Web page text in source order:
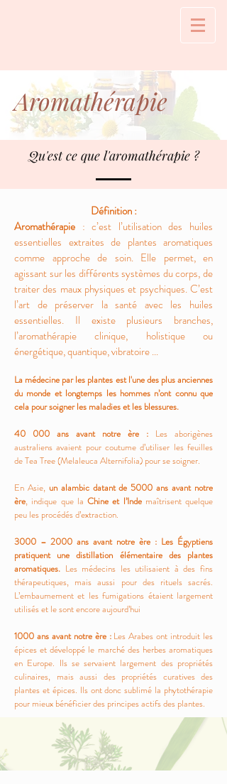
Aromathérapie
Qu'est ce que l'aromathérapie ?
Définition :
Aromathérapie : c’est l’utilisation des huiles
essentielles extraites de plantes aromatiques
comme approche de soin. Elle permet, en
agissant sur les différents systèmes du corps, de
traiter des maux physiques et psychiques. C’est
l’art de préserver la santé avec les huiles
essentielles. Il existe plusieurs branches,
l’aromathérapie clinique, holistique ou
énergétique, quantique, vibratoire ...
La médecine par les plantes est l'une des plus anciennes
du monde et longtemps les hommes n’ont connu que
cela pour soigner les maladies et les blessures.
40 000 ans avant notre ère : Les aborigènes
australiens avaient pour coutume d’utiliser les feuilles
de Tea Tree (Melaleuca Alternifolia) pour se soigner.
En Asie, un alambic datant de 5000 ans avant notre
ère, indique que la Chine et l’Inde maîtrisent quelque
peu les procédés d’extraction.
3000 – 2000 ans avant notre ère : Les Égyptiens
pratiquent une distillation élémentaire des plantes
aromatiques. Les médecins les utilisaient à des fins
thérapeutiques, mais aussi pour des rituels sacrés.
L’embaumement et les fumigations étaient largement
utilisés et le sont encore aujourd’hui
1000 ans avant notre ère :Les Arabes ont introduit les
épices et développé le marché des herbes aromatiques
en Europe. Ils se servaient largement des propriétés
culinaires, mais aussi des propriétés curatives des
plantes et épices. Ils ont donc sublimé la phytothérapie
pour mieux bénéficier des principes actifs des plantes.